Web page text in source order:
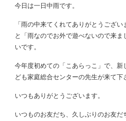
今日は一日中雨です。
「雨の中来てくれてありがとうござ
と「雨なのでお外で遊べないので来
いです。
今年度初めての「こあらっこ」で、新
ども家庭総合センターの先生が来て下
いつもありがとうございます。
いつものお友だち、久しぶりのお友